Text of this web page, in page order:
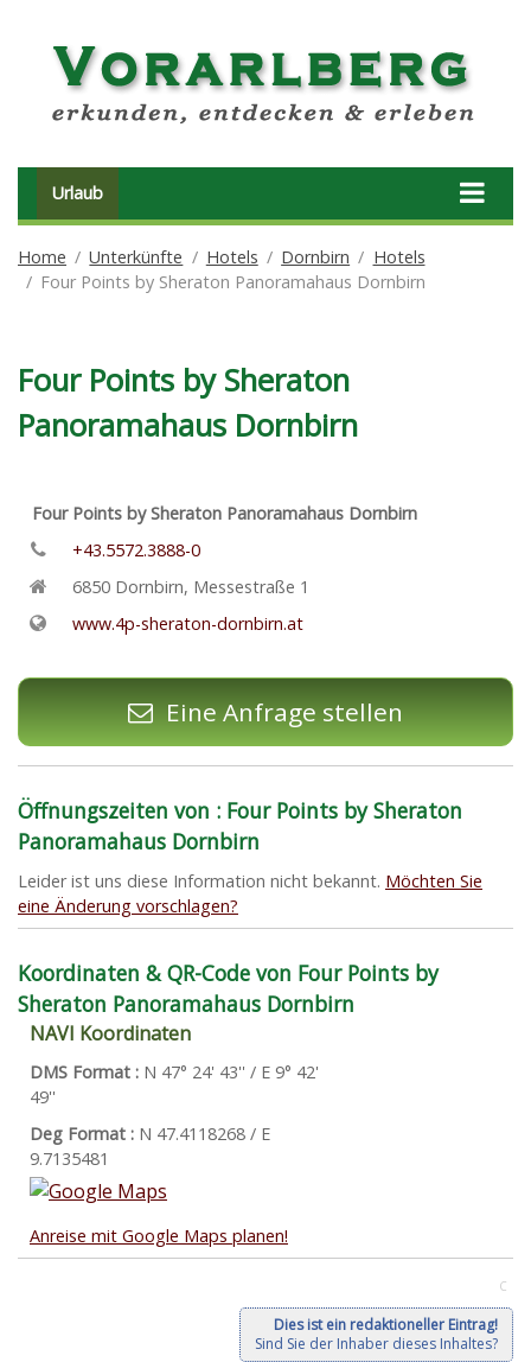
Urlaub
Home Unterkünfte Hotels Dornbirn
Hotels
Four Points by Sheraton Panoramahaus Dornbirn
Four Points by Sheraton
Panoramahaus Dornbirn
Four Points by Sheraton Panoramahaus Dornbirn
+43.5572.3888-0
6850 Dornbirn, Messestraße 1
www.4p-sheraton-dornbirn.at
Eine Anfrage stellen
Öffnungszeiten von : Four Points by Sheraton
Panoramahaus Dornbirn
Leider ist uns diese Information nicht bekannt. Möchten Sie
eine Änderung vorschlagen?
Koordinaten & QR-Code von Four Points by
Sheraton Panoramahaus Dornbirn
NAVI Koordinaten
DMS Format : N 47° 24' 43'' / E 9° 42'
49''
Deg Format : N 47.4118268 / E
9.7135481
Anreise mit Google Maps planen!
C
Dies ist ein redaktioneller Eintrag!
Sind Sie der Inhaber dieses Inhaltes?